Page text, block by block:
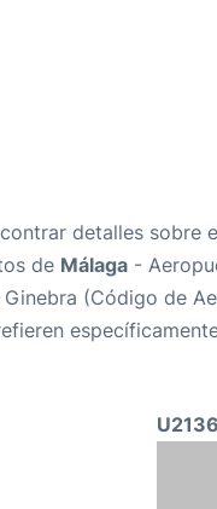
detalles sobre
de Málaga -
(Código de